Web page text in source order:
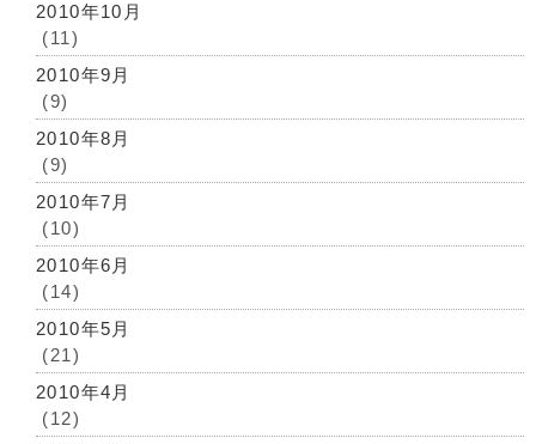
2010年10月
(11)
2010年9月
(9)
2010年8月
(9)
2010年7月
(10)
2010年6月
(14)
2010年5月
(21)
2010年4月
(12)